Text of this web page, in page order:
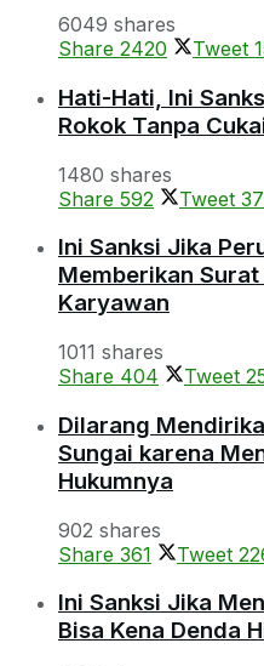
6049 shares
Share 2420 Tweet
Hati-Hati, Ini
Rokok Tanpa
1480 shares
Share 592 Tweet
Ini Sanksi Jika
Memberikan
Karyawan
1011 shares
Share 404 Tweet
Dilarang
Sungai karena
Hukumnya
902 shares
Share 361 Tweet
Ini Sanksi Jika
Bisa Kena Denda